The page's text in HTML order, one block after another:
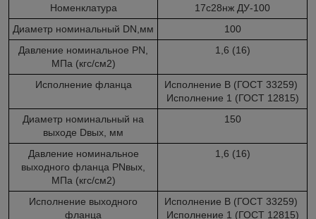
Номенклатура
17с28нж ДУ-100
Диаметр номинальный DN,мм
100
Давление номинальное PN,
МПа (кгс/см2)
1,6 (16)
Исполнение фланца
Исполнение B (ГОСТ 33259)
Исполнение 1 (ГОСТ 12815)
Диаметр номинальный на
выходе Dвых, мм
150
Давление номинальное
выходного фланца PNвых,
МПа (кгс/см2)
1,6 (16)
Исполнение выходного
фланца
Исполнение B (ГОСТ 33259)
Исполнение 1 (ГОСТ 12815)